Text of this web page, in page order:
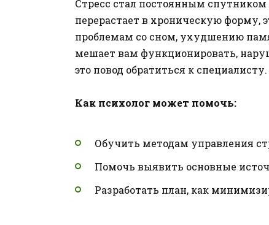
Стресс стал постоянным
перерастает в хроническую форму,
проблемам со сном, ухудшению
мешает вам функционировать,
это повод обратиться к специалисту.
Как психолог может помочь:
Обучить методам управления
Помочь выявить основные
Разработать план, как